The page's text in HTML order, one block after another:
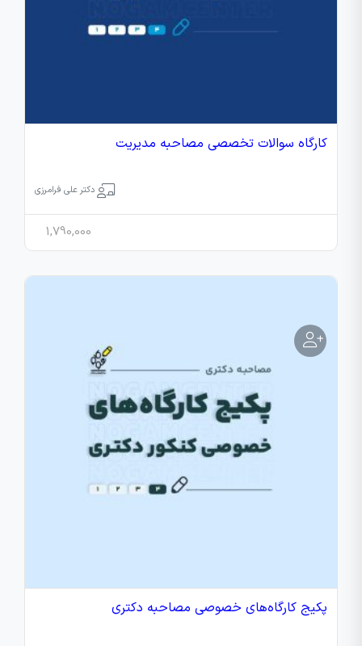
کارگاه سوالات تخصصی مصاحبه مدیریت
دکتر علی فرامرزی
1,790,000
پکیج کارگاه‌های خصوصی مصاحبه دکتری